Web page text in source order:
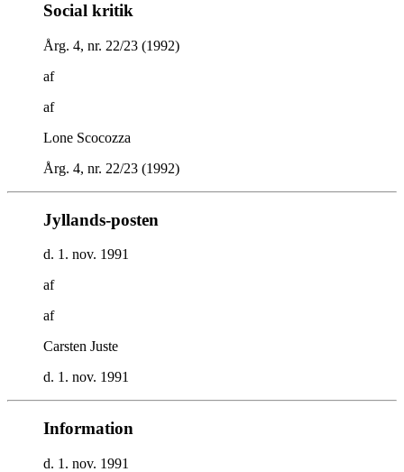
Social kritik
Årg. 4, nr. 22/23 (1992)
af
af
Lone Scocozza
Årg. 4, nr. 22/23 (1992)
Jyllands-posten
d. 1. nov. 1991
af
af
Carsten Juste
d. 1. nov. 1991
Information
d. 1. nov. 1991